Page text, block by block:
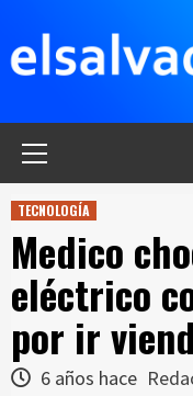
contenido
TECNOLOGÍA
Medico
eléctrico
por ir
6 años hace